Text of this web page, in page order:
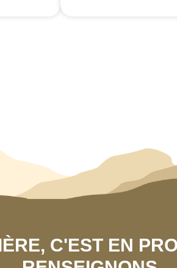
C'EST EN